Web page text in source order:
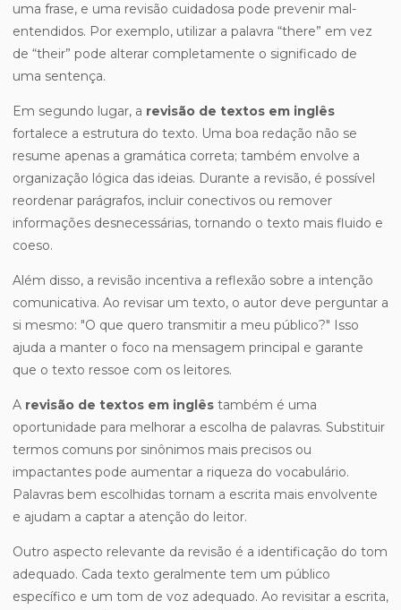
uma frase, e uma revisão cuidadosa pode prevenir mal-
entendidos. Por exemplo, utilizar a palavra “there” em vez
de “their” pode alterar completamente o significado de
uma sentença.
Em segundo lugar, a revisão de textos em inglês
fortalece a estrutura do texto. Uma boa redação não se
resume apenas a gramática correta; também envolve a
organização lógica das ideias. Durante a revisão, é possível
reordenar parágrafos, incluir conectivos ou remover
informações desnecessárias, tornando o texto mais fluido e
coeso.
Além disso, a revisão incentiva a reflexão sobre a intenção
comunicativa. Ao revisar um texto, o autor deve perguntar a
si mesmo: "O que quero transmitir a meu público?" Isso
ajuda a manter o foco na mensagem principal e garante
que o texto ressoe com os leitores.
A revisão de textos em inglês também é uma
oportunidade para melhorar a escolha de palavras. Substituir
termos comuns por sinônimos mais precisos ou
impactantes pode aumentar a riqueza do vocabulário.
Palavras bem escolhidas tornam a escrita mais envolvente
e ajudam a captar a atenção do leitor.
Outro aspecto relevante da revisão é a identificação do tom
adequado. Cada texto geralmente tem um público
específico e um tom de voz adequado. Ao revisitar a escrita,